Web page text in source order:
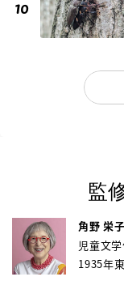
監
角野 栄子
児童文
1935年